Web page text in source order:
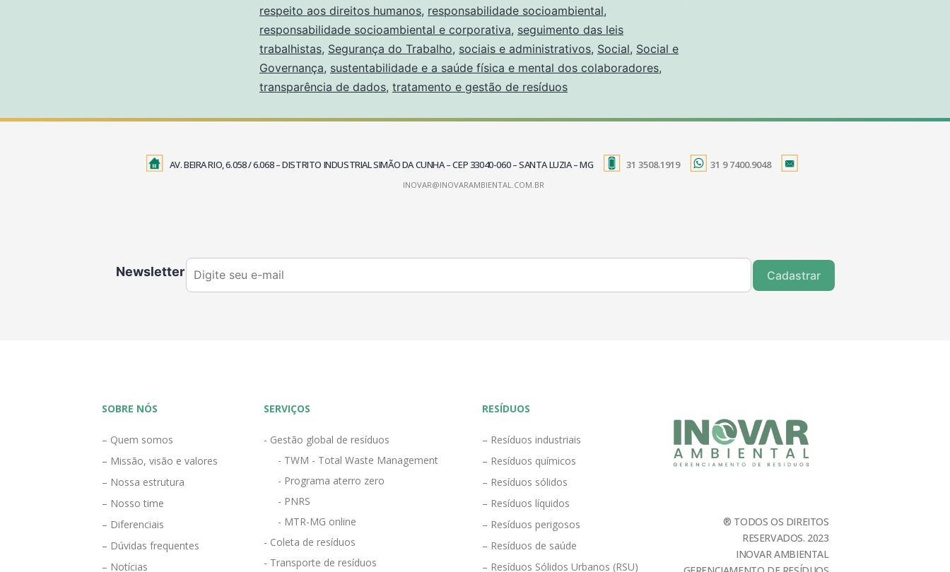
respeito aos direitos humanos, responsabilidade socioambiental,
responsabilidade socioambiental e corporativa, seguimento das leis
trabalhistas, Segurança do Trabalho, sociais e administrativos, Social, Social e
Governança, sustentabilidade e a saúde física e mental dos colaboradores,
transparência de dados, tratamento e gestão de resíduos
AV. BEIRA RIO, 6.058 / 6.068 – DISTRITO INDUSTRIAL SIMÃO DA CUNHA – CEP 33040-060 – SANTA LUZIA – MG 31 3508.1919 31 9 7400.9048
INOVAR@INOVARAMBIENTAL.COM.BR
Newsletter Cadastrar
SOBRE NÓS
– Quem somos
– Missão, visão e valores
– Nossa estrutura
– Nosso time
– Diferenciais
– Dúvidas frequentes
– Notícias
SERVIÇOS
- Gestão global de resíduos
- TWM - Total Waste Management
- Programa aterro zero
- PNRS
- MTR-MG online
- Coleta de resíduos
- Transporte de resíduos
RESÍDUOS
– Resíduos industriais
– Resíduos químicos
– Resíduos sólidos
– Resíduos líquidos
– Resíduos perigosos
– Resíduos de saúde
– Resíduos Sólidos Urbanos (RSU)
® TODOS OS DIREITOS
RESERVADOS. 2023
INOVAR AMBIENTAL